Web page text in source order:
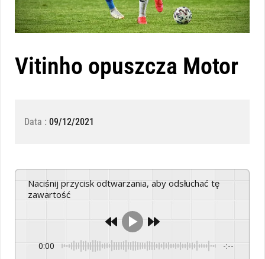
Vitinho opuszcza Motor
Data : 09/12/2021
Naciśnij przycisk odtwarzania, aby odsłuchać tę
zawartość
0:00 -:--